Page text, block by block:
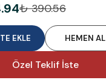
₺ 390.56
EKLE HEMEN AL
Özel Teklif İste